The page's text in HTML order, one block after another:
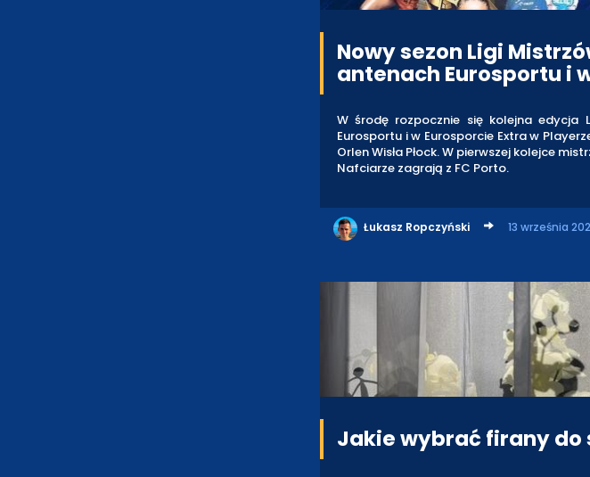
Nowy sezon Ligi
antenach Eurosportu i
W środę rozpocznie się kolejna edycja
Eurosportu i w Eurosporcie Extra w
Orlen Wisła Płock. W pierwszej kolejce
Nafciarze zagrają z FC Porto.
Łukasz Ropczyński 13 września
Jakie wybrać firany do